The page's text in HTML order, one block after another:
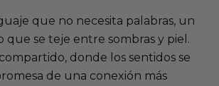
que no necesita palabras, un
que se teje entre sombras y piel.
donde los sentidos se
de una conexión más